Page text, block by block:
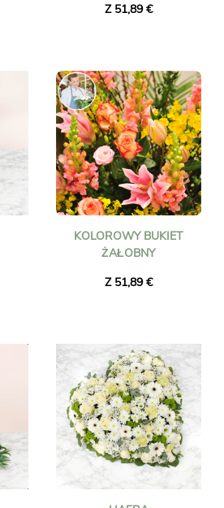
Z 51,89 €
KOLOROWY BUKIET
ŻAŁOBNY
Z 51,89 €